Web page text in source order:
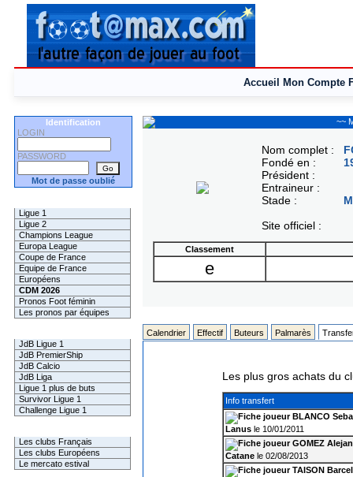
Accueil Mon Compte
Identification
LOGIN
PASSWORD
Mot de passe oublié
Ligue 1
Ligue 2
Champions League
Europa League
Coupe de France
Equipe de France
Européens
CDM 2026
Pronos Foot féminin
Les pronos par équipes
JdB Ligue 1
JdB PremierShip
JdB Calcio
JdB Liga
Ligue 1 plus de buts
Survivor Ligue 1
Challenge Ligue 1
Les clubs Français
Les clubs Européens
Le mercato estival
~~
Nom complet :
Fondé en :
Président :
Entraineur :
Stade :
Site officiel :
Classement
e
Calendrier Effectif Buteurs Palmarès
Les plus gros achats du
Info transfert
BLANCO
Lanusle 10/01/2011
GOMEZ
Catanele 02/08/2013
TAISON